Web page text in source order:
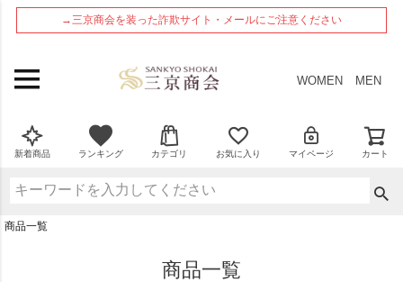
→三京商会を装った詐欺サイト・メールにご注意ください
WOMEN MEN
新着商品 ランキング カテゴリ お気に入り マイページ カート
商品一覧
商品一覧
在庫なし商品
在庫なし商品を表示しない
新着順
価格が安い順
ペー